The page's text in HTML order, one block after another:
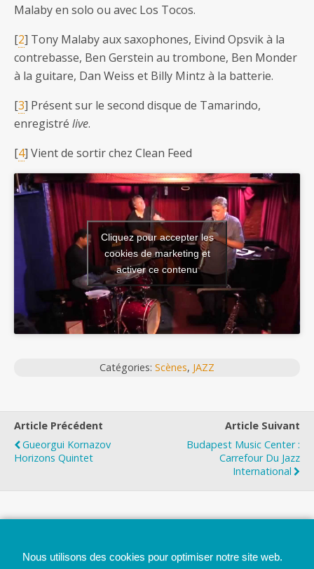
Malaby en solo ou avec Los Tocos.
[2] Tony Malaby aux saxophones, Eivind Opsvik à la
contrebasse, Ben Gerstein au trombone, Ben Monder
à la guitare, Dan Weiss et Billy Mintz à la batterie.
[3] Présent sur le second disque de Tamarindo,
enregistré live.
[4] Vient de sortir chez Clean Feed
Cliquez pour accepter les
cookies de marketing et
activer ce contenu
Catégories: Scènes, JAZZ
Article Précédent
Gueorgui Kornazov
Horizons Quintet
Article Suivant
Budapest Music Center :
Carrefour Du Jazz
International
Nous utilisons des cookies pour optimiser notre site web.